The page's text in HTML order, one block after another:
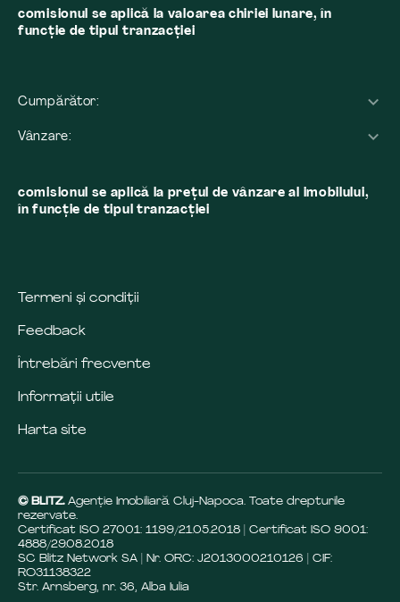
comisionul se aplică la valoarea chiriei lunare, în
funcție de tipul tranzacției
Cumpărător:
Vânzare:
comisionul se aplică la preţul de vânzare al imobilului,
în funcţie de tipul tranzacţiei
Termeni și condiții
Feedback
Întrebări frecvente
Informații utile
Harta site
© BLITZ. Agenție Imobiliară Cluj-Napoca. Toate drepturile
rezervate.
Certificat ISO 27001: 1199/21.05.2018 | Certificat ISO 9001:
4888/29.08.2018
SC Blitz Network SA | Nr. ORC: J2013000210126 | CIF:
RO31138322
Str. Arnsberg, nr. 36, Alba Iulia